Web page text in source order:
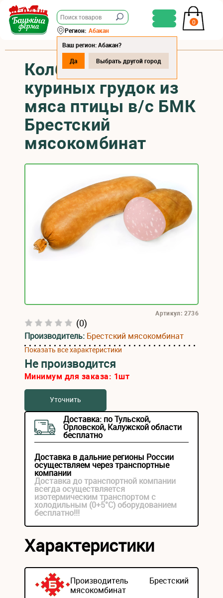
0
Регион: Абакан
Ваш регион: Абакан?
Да
Выбрать другой город
Колбаса вар.Из
куриных грудок из
мяса птицы в/с БМК
Брестский
мясокомбинат
(0)
Артикул: 2736
Производитель: Брестский мясокомбинат
Показать все характеристики
Не производится
Минимум для заказа: 1шт
Уточнить
Доставка: по Тульской,
Орловской, Калужской области
бесплатно
Доставка в дальние регионы России
осуществляем через транспортные
компании
Доставка до транспортной компании
всегда осуществляется
изотермическим транспортом с
холодильным (0+5°С) оборудованием
бесплатно!!!
Характеристики
Производитель Брестский
мясокомбинат